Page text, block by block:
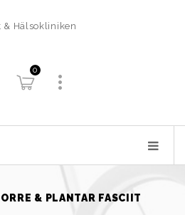
0
& PLANTAR FASCIIT